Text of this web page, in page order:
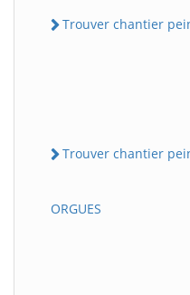
Trouver chantier
Trouver chantier
ORGUES